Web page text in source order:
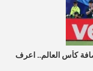
كأس العالم.. اعرف